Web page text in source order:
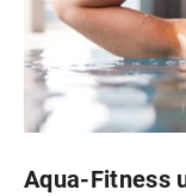
Aqua-Fitness